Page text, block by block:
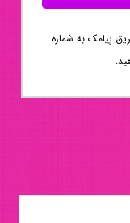
پیامک به شماره